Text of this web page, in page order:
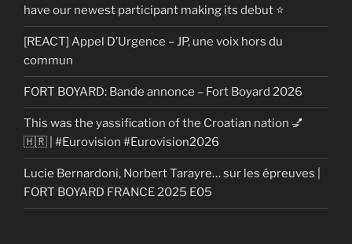
have our newest participant making its debut ⭐
[REACT] Appel D’Urgence – JP, une voix hors du
commun
FORT BOYARD: Bande annonce – Fort Boyard 2026
This was the yassification of the Croatian nation 💅
🇭🇷 | #Eurovision #Eurovision2026
Lucie Bernardoni, Norbert Tarayre… sur les épreuves |
FORT BOYARD FRANCE 2025 E05